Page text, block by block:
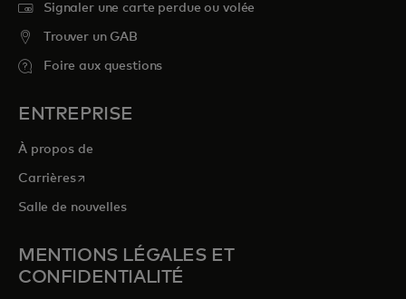
Signaler une carte perdue ou volée
Trouver un GAB
Foire aux questions
ENTREPRISE
À propos de
Carrièress’ouvre dans un nouvel onglet
Salle de nouvelles
MENTIONS LÉGALES ET
CONFIDENTIALITÉ